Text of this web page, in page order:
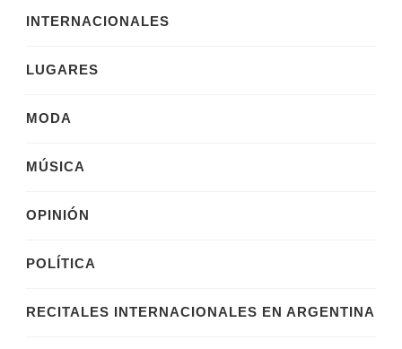
INTERNACIONALES
LUGARES
MODA
MÚSICA
OPINIÓN
POLÍTICA
RECITALES INTERNACIONALES EN ARGENTINA